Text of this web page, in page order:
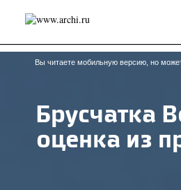
Россия Мир Технологии
Проекты
Конкурсы События
send.project Анонсы конкурсов
Журнал
Обзор
Объект
Вы читаете мобильную версию, но
Брусчатка
оценка из